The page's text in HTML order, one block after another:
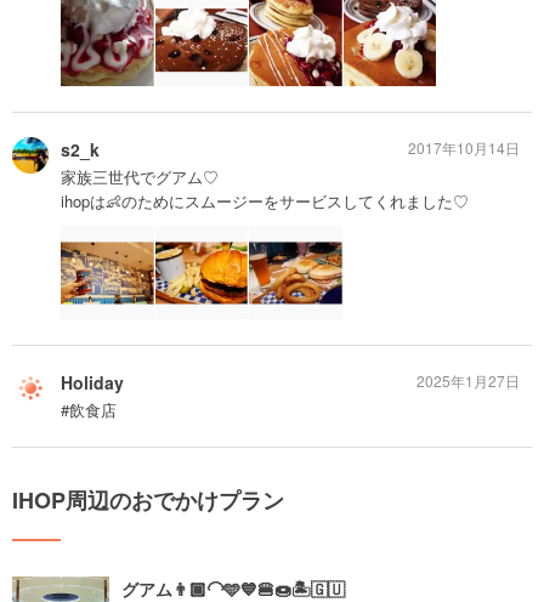
s2_k
家族三世代でグアム♡
ihopは👶のためにスムージーをサービスしてくれました♡
2017年10月14日
Holiday
#飲食店
2025年1月27日
IHOP周辺のおでかけプラン
グアム👨🏾‍🦲🩵💙🍔🍩🏝️🇬🇺